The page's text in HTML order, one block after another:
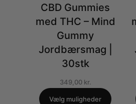
CBD Gummies
med THC – Mind
Gummy
Jordbærsmag |
30stk
349,00 kr.
Vælg muligheder